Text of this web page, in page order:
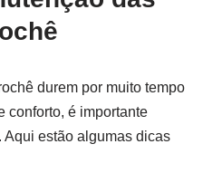
durem por muito tempo
conforto, é importante
estão algumas dicas